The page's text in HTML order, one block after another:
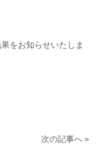
をお知らせいたしま
次の記事へ »